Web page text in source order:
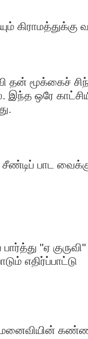
கிராமத்துக்கு
தன் மூக்கைச்
இந்த ஒரே
பாட
"ஏ
எதிர்ப்பாட்டு
மனைவியின்